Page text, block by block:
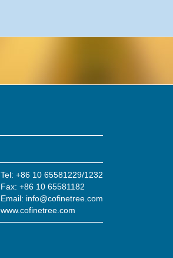
Tel: +86 10 65581229/1232
Fax: +86 10 65581182
Email: info@cofinetree.com
www.cofinetree.com